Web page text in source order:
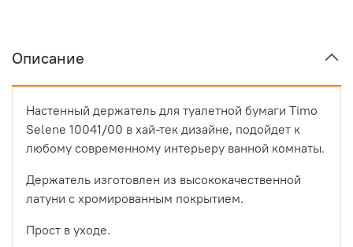
Описание
Настенный держатель для туалетной бумаги Timo
Selene 10041/00 в хай-тек дизайне, подойдет к
любому современному интерьеру ванной комнаты.
Держатель изготовлен из высококачественной
латуни с хромированным покрытием.
Прост в уходе.